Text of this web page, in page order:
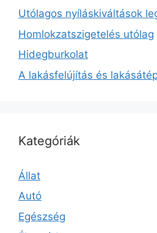
Utólagos nyíláskiváltások
Homlokzatszigetelés utólag
Hidegburkolat
A lakásfelújítás és
Kategóriák
Állat
Autó
Egészség